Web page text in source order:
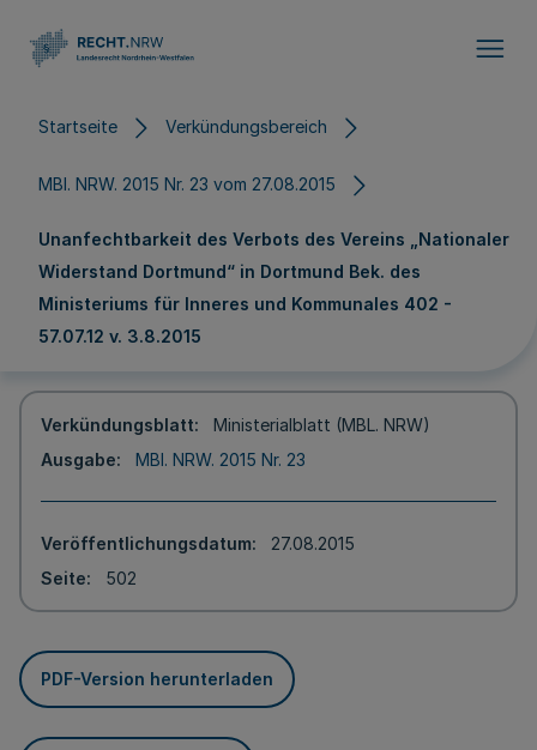
Startseite Verkündungsbereich
MBl. NRW. 2015 Nr. 23 vom 27.08.2015
Unanfechtbarkeit des Verbots des Vereins „Nationaler
Widerstand Dortmund“ in Dortmund Bek. des
Ministeriums für Inneres und Kommunales 402 -
57.07.12 v. 3.8.2015
Verkündungsblatt
Ministerialblatt (MBL. NRW)
Ausgabe
MBl. NRW. 2015 Nr. 23
Veröffentlichungsdatum
27.08.2015
Seite
502
PDF-Version herunterladen